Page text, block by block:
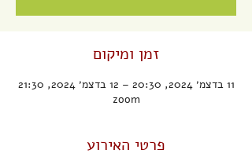
זמן ומיקום
11 בדצמ׳ 2024, 20:30 – 12 בדצמ׳ 2024, 21:30
zoom
פרטי האירוע